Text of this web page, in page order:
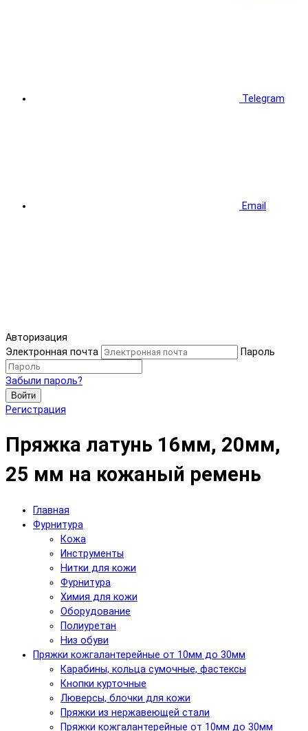
Telegram
Email
Авторизация
Электронная почта
Пароль
Забыли пароль?
Войти
Регистрация
Пряжка латунь 16мм, 20мм,
25 мм на кожаный ремень
Главная
Фурнитура
Кожа
Инструменты
Нитки для кожи
Фурнитура
Химия для кожи
Оборудование
Полиуретан
Низ обуви
Пряжки кожгалантерейные от 10мм до 30мм
Карабины, кольца сумочные, фастексы
Кнопки курточные
Люверсы, блочки для кожи
Пряжки из нержавеющей стали
Пряжки кожгалантерейные от 10мм до 30мм